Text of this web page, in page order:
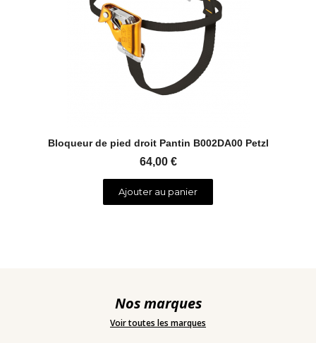
Aperçu rapide
Bloqueur de pied droit Pantin B002DA00 Petzl
64,00 €
Ajouter au panier
Nos marques
Voir toutes les marques